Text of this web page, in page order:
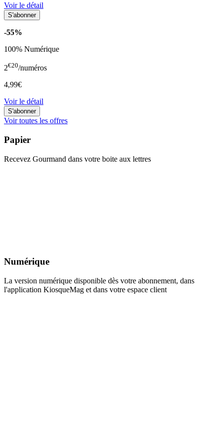
Voir le détail
-55%
100% Numérique
2€20/numéros
4,99€
Voir le détail
Voir toutes les offres
Papier
Recevez Gourmand dans votre boite aux lettres
Numérique
La version numérique disponible dès votre abonnement, dans
l'application KiosqueMag et dans votre espace client